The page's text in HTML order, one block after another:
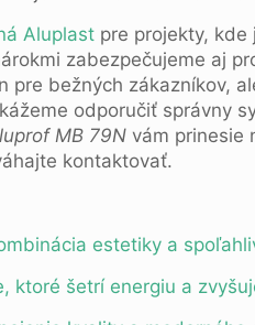
Aluplastpre projekty, kde
zabezpečujeme aj
bežných zákazníkov,
odporučiť správny
MB 79Nvám prinesie
kontaktovať.
estetiky a
ktoré šetrí energiu a